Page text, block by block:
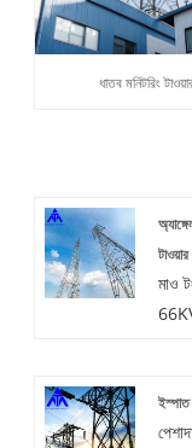
ধাতব মনিটরিং
টাওয়ার
মাও
ইস্পাত